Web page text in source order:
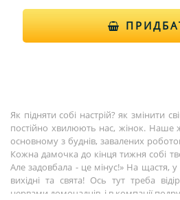
Як підняти собі настрій? як змінити
постійно хвилюють нас, жінок. Наше
основному з буднів, завалених
Кожна дамочка до кінця тижня собі
Але задовбала - це мінус!» На щастя,
вихідні та свята! Ось тут треба
нервами домочадців, і в компанії